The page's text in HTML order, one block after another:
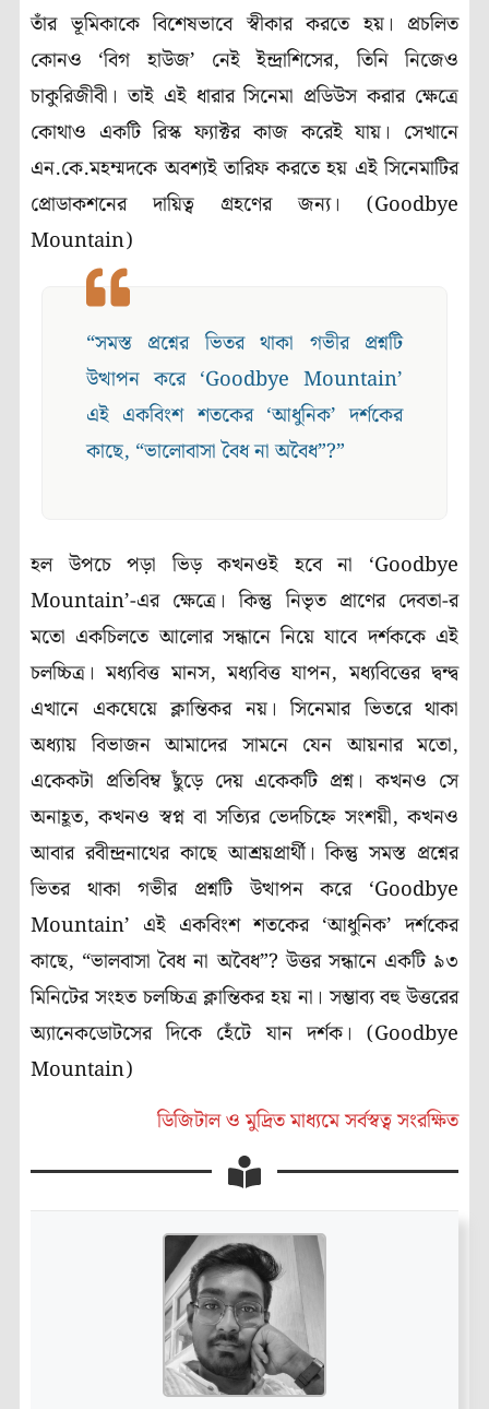
তাঁর ভূমিকাকে বিশেষভাবে স্বীকার করতে হয়। প্রচলিত
কোনও ‘বিগ হাউজ’ নেই ইন্দ্রাশিসের, তিনি নিজেও
চাকুরিজীবী। তাই এই ধারার সিনেমা প্রডিউস করার ক্ষেত্রে
কোথাও একটি রিস্ক ফ্যাক্টর কাজ করেই যায়। সেখানে
এন.কে.মহম্মদকে অবশ্যই তারিফ করতে হয় এই সিনেমাটির
প্রোডাকশনের দায়িত্ব গ্রহণের জন্য। (Goodbye
Mountain)
“সমস্ত প্রশ্নের ভিতর থাকা গভীর প্রশ্নটি
উত্থাপন করে ‘Goodbye Mountain’
এই একবিংশ শতকের ‘আধুনিক’ দর্শকের
কাছে, “ভালোবাসা বৈধ না অবৈধ”?”
হল উপচে পড়া ভিড় কখনওই হবে না ‘Goodbye
Mountain’-এর ক্ষেত্রে। কিন্তু নিভৃত প্রাণের দেবতা-র
মতো একচিলতে আলোর সন্ধানে নিয়ে যাবে দর্শককে এই
চলচ্চিত্র। মধ্যবিত্ত মানস, মধ্যবিত্ত যাপন, মধ্যবিত্তের দ্বন্দ্ব
এখানে একঘেয়ে ক্লান্তিকর নয়। সিনেমার ভিতরে থাকা
অধ্যায় বিভাজন আমাদের সামনে যেন আয়নার মতো,
একেকটা প্রতিবিম্ব ছুঁড়ে দেয় একেকটি প্রশ্ন। কখনও সে
অনাহূত, কখনও স্বপ্ন বা সত্যির ভেদচিহ্নে সংশয়ী, কখনও
আবার রবীন্দ্রনাথের কাছে আশ্রয়প্রার্থী। কিন্তু সমস্ত প্রশ্নের
ভিতর থাকা গভীর প্রশ্নটি উত্থাপন করে ‘Goodbye
Mountain’ এই একবিংশ শতকের ‘আধুনিক’ দর্শকের
কাছে, “ভালবাসা বৈধ না অবৈধ”? উত্তর সন্ধানে একটি ৯৩
মিনিটের সংহত চলচ্চিত্র ক্লান্তিকর হয় না। সম্ভাব্য বহু উত্তরের
অ্যানেকডোটসের দিকে হেঁটে যান দর্শক। (Goodbye
Mountain)
ডিজিটাল ও মুদ্রিত মাধ্যমে সর্বস্বত্ব সংরক্ষিত